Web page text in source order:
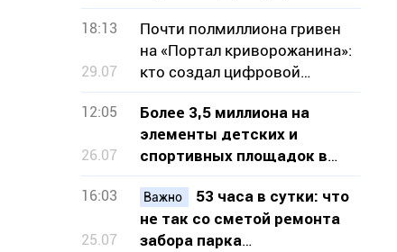
парке
18:13
29.07
Почти полмиллиона гривен
на «Портал криворожанина»:
кто создал цифровой
сервис для горожан
12:05
26.07
Более 3,5 миллиона на
элементы детских и
спортивных площадок в
шести локациях Кривого
Рога
16:03
25.07
Важно
53 часа в сутки: что
не так со сметой ремонта
забора парка